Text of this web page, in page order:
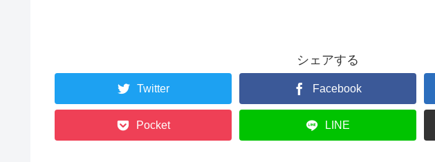
シェアする
Twitter Facebook
Pocket LINE